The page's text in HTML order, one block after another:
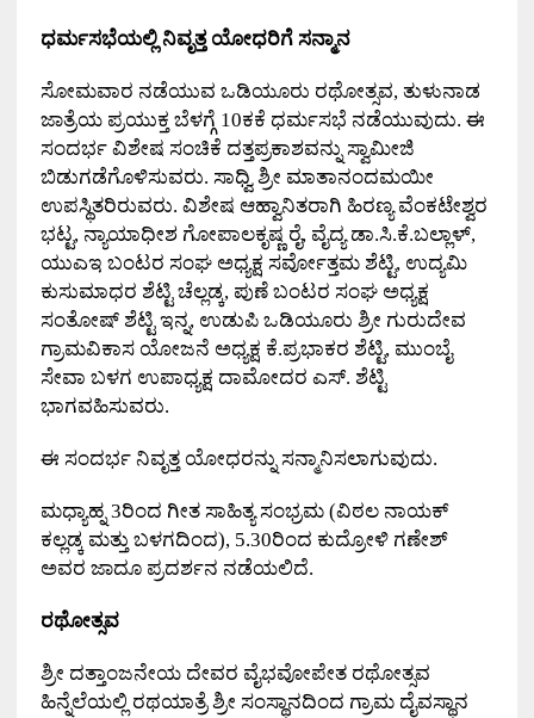
ಧರ್ಮಸಭೆಯಲ್ಲಿ ನಿವೃತ್ತ ಯೋಧರಿಗೆ ಸನ್ಮಾನ
ಸೋಮವಾರ ನಡೆಯುವ ಒಡಿಯೂರು ರಥೋತ್ಸವ, ತುಳುನಾಡ
ಜಾತ್ರೆಯ ಪ್ರಯುಕ್ತ ಬೆಳಗ್ಗೆ 10ಕಕೆ ಧರ್ಮಸಭೆ ನಡೆಯುವುದು. ಈ
ಸಂದರ್ಭ ವಿಶೇಷ ಸಂಚಿಕೆ ದತ್ತಪ್ರಕಾಶವನ್ನು ಸ್ವಾಮೀಜಿ
ಬಿಡುಗಡೆಗೊಳಿಸುವರು. ಸಾಧ್ವಿ ಶ್ರೀ ಮಾತಾನಂದಮಯೀ
ಉಪಸ್ಥಿತರಿರುವರು. ವಿಶೇಷ ಆಹ್ವಾನಿತರಾಗಿ ಹಿರಣ್ಯ ವೆಂಕಟೇಶ್ವರ
ಭಟ್ಟ, ನ್ಯಾಯಾಧೀಶ ಗೋಪಾಲಕೃಷ್ಣ ರೈ, ವೈದ್ಯ ಡಾ.ಸಿ.ಕೆ.ಬಲ್ಲಾಳ್,
ಯುಎಇ ಬಂಟರ ಸಂಘ ಅಧ್ಯಕ್ಷ ಸರ್ವೋತ್ತಮ ಶೆಟ್ಟಿ, ಉದ್ಯಮಿ
ಕುಸುಮಾಧರ ಶೆಟ್ಟಿ ಚೆಲ್ಲಡ್ಕ, ಪುಣೆ ಬಂಟರ ಸಂಘ ಅಧ್ಯಕ್ಷ
ಸಂತೋಷ್ ಶೆಟ್ಟಿ ಇನ್ನ, ಉಡುಪಿ ಒಡಿಯೂರು ಶ್ರೀ ಗುರುದೇವ
ಗ್ರಾಮವಿಕಾಸ ಯೋಜನೆ ಅಧ್ಯಕ್ಷ ಕೆ.ಪ್ರಭಾಕರ ಶೆಟ್ಟಿ, ಮುಂಬೈ
ಸೇವಾ ಬಳಗ ಉಪಾಧ್ಯಕ್ಷ ದಾಮೋದರ ಎಸ್. ಶೆಟ್ಟಿ
ಭಾಗವಹಿಸುವರು.
ಈ ಸಂದರ್ಭ ನಿವೃತ್ತ ಯೋಧರನ್ನು ಸನ್ಮಾನಿಸಲಾಗುವುದು.
ಮಧ್ಯಾಹ್ನ 3ರಿಂದ ಗೀತ ಸಾಹಿತ್ಯ ಸಂಭ್ರಮ (ವಿಠಲ ನಾಯಕ್
ಕಲ್ಲಡ್ಕ ಮತ್ತು ಬಳಗದಿಂದ), 5.30ರಿಂದ ಕುದ್ರೋಳಿ ಗಣೇಶ್
ಅವರ ಜಾದೂ ಪ್ರದರ್ಶನ ನಡೆಯಲಿದೆ.
ರಥೋತ್ಸವ
ಶ್ರೀ ದತ್ತಾಂಜನೇಯ ದೇವರ ವೈಭವೋಪೇತ ರಥೋತ್ಸವ
ಹಿನ್ನೆಲೆಯಲ್ಲಿ ರಥಯಾತ್ರೆ ಶ್ರೀ ಸಂಸ್ಥಾನದಿಂದ ಗ್ರಾಮ ದೈವಸ್ಥಾನ